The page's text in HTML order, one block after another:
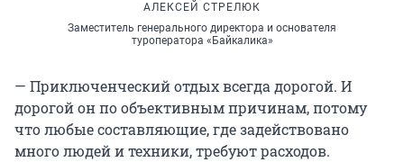
АЛЕКСЕЙ СТРЕЛЮК
Заместитель генерального директора и основателя
туроператора «Байкалика»
— Приключенческий отдых всегда дорогой. И
дорогой он по объективным причинам, потому
что любые составляющие, где задействовано
много людей и техники, требуют расходов.